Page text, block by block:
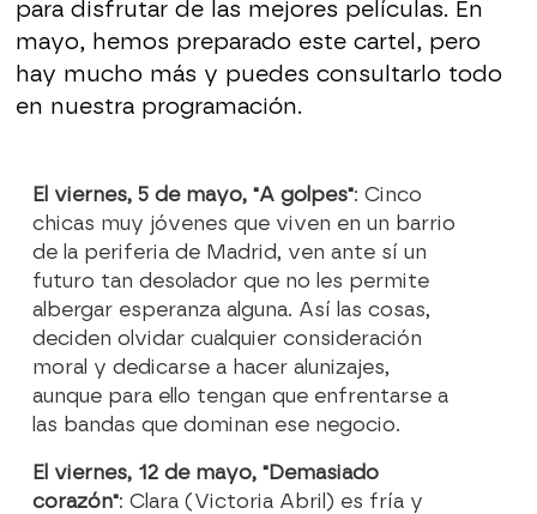
para disfrutar de las mejores películas. En
mayo, hemos preparado este cartel, pero
hay mucho más y puedes consultarlo todo
en nuestra programación.
El viernes, 5 de mayo, "A golpes": Cinco
chicas muy jóvenes que viven en un barrio
de la periferia de Madrid, ven ante sí un
futuro tan desolador que no les permite
albergar esperanza alguna. Así las cosas,
deciden olvidar cualquier consideración
moral y dedicarse a hacer alunizajes,
aunque para ello tengan que enfrentarse a
las bandas que dominan ese negocio.
El viernes, 12 de mayo, "Demasiado
corazón": Clara (Victoria Abril) es fría y